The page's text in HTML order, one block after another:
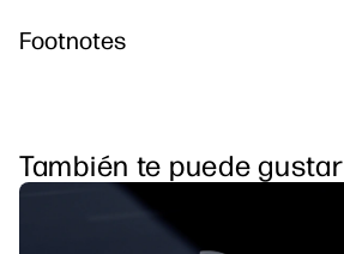
Footnotes
También te puede gustar